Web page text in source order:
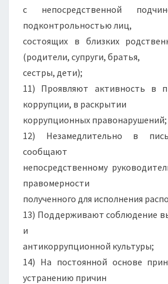
с непосредственной
подконтрольностью лиц,
состоящих в близких
(родители, супруги, братья,
сестры, дети);
11) Проявляют активность в
коррупции, в раскрытии
коррупционных правонарушений;
12) Незамедлительно в
сообщают
непосредственному
правомерности
полученного для исполнения
13) Поддерживают соблюдение
и
антикоррупционной культуры;
14) На постоянной основе
устранению причин